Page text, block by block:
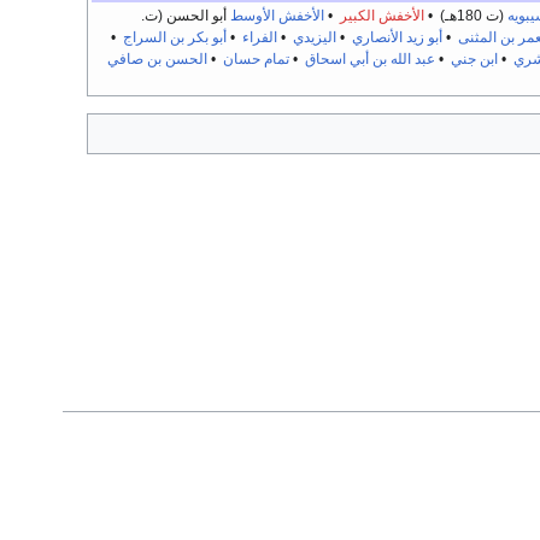
(ت 180هـ) • الأخفش الكبير •الأخفش الأوسط أبو الحسن (ت.
بن المثنى •أبو زيد الأنصاري •اليزيدي •الفراء •أبو بكر بن السراج •
•ابن جني • عبد الله بن أبي اسحاق •تمام حسان •الحسن بن صافي